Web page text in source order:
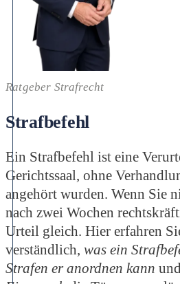
Ratgeber Strafrecht
Strafbefehl
Ein Strafbefehl ist eine
Gerichtssaal, ohne
angehört wurden. Wenn Sie
nach zwei Wochen
Urteil gleich. Hier erfahren
verständlich, was ein
Strafen er anordnen kann